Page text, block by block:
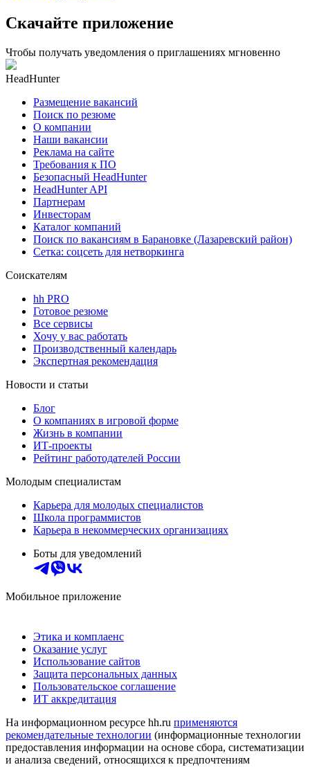
Скачайте приложение
Чтобы получать уведомления о приглашениях мгновенно
HeadHunter
Размещение вакансий
Поиск по резюме
О компании
Наши вакансии
Реклама на сайте
Требования к ПО
Безопасный HeadHunter
HeadHunter API
Партнерам
Инвесторам
Каталог компаний
Поиск по вакансиям в Барановке (Лазаревский район)
Сетка: соцсеть для нетворкинга
Соискателям
hh PRO
Готовое резюме
Все сервисы
Хочу у вас работать
Производственный календарь
Экспертная рекомендация
Новости и статьи
Блог
О компаниях в игровой форме
Жизнь в компании
ИТ-проекты
Рейтинг работодателей России
Молодым специалистам
Карьера для молодых специалистов
Школа программистов
Карьера в некоммерческих организациях
Боты для уведомлений
Мобильное приложение
Этика и комплаенс
Оказание услуг
Использование сайтов
Защита персональных данных
Пользовательское соглашение
ИТ аккредитация
На информационном ресурсе hh.ru применяются
рекомендательные технологии (информационные технологии
предоставления информации на основе сбора, систематизации
и анализа сведений, относящихся к предпочтениям